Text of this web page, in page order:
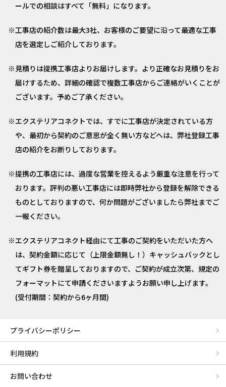
ールでの相談はすべて「無料」になります。
工事店の紹介数は最大3社、お客様のご要望に沿って最適な工事
店を選定しご紹介しております。
見積りは提携工事店よりお届けします。より正確なお見積りをお
届けするため、詳細の確認で複数工事店からご連絡がいくことが
ございます。予めご了承ください。
エクステリアコネクトでは、すでに工事店が決定されている方
や、最初から契約のご意思が全く無い方などへは、弊社登録工事
店の紹介をお断りしております。
提携の工事店には、過度な営業を控えるよう厳重な注意を行って
おります。評判の悪い工事店には即時弊社から登録を解除できる
ものとしておりますので、何か問題がございましたら弊社までご
一報ください。
エクステリアコネクト経由にて工事のご契約をいただいた方へ
は、契約金額に応じて（上限金額無し！）キャッシュバックとし
てギフト券を贈呈しておりますので、ご契約が成立次第、規定の
フォーマットにて申請くださいますようお願い申し上げます。
(受付期間：契約から6ヶ月間)
プライバシーポリシー
利用規約
お問い合わせ